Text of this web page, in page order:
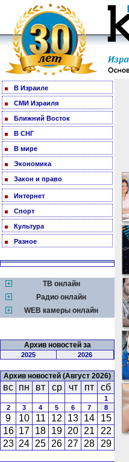
В Израиле
СМИ Израиля
Ближний Восток
В СНГ
В мире
Экономика
Закон и право
Интернет
Спорт
Культура
Разное
ТВ онлайн
Радио онлайн
WEB камеры онлайн
Архив новостей за
2025 2026
Архив новостей (Август 2026)
вс пн вт ср чт пт сб
1
2
3 4 5 6 7 8
9 10 11 12 13 14
15
16 17 18 19 20 21
22
23 24 25 26 27 28 29